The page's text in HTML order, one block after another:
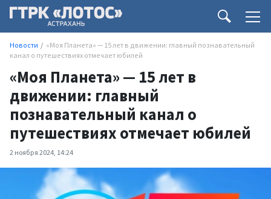
Новости
«Моя Планета» — 15 лет в движении: главный познавательный
канал о путешествиях отмечает юбилей
«Моя Планета» — 15 лет в
движении: главный
познавательный канал о
путешествиях отмечает юбилей
2 ноября 2024, 14:24